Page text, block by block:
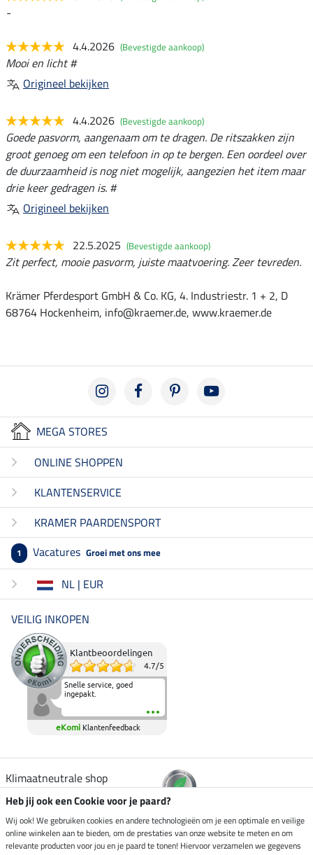
-
4.4.2026 (Bevestigde aankoop)
Mooi en licht #
Origineel bekijken
4.4.2026 (Bevestigde aankoop)
Goede pasvorm, aangenaam om te dragen. De ritszakken zijn
groot genoeg om een telefoon in op te bergen. Een oordeel over
de duurzaamheid is nog niet mogelijk, aangezien het item maar
drie keer gedragen is. #
Origineel bekijken
22.5.2025 (Bevestigde aankoop)
Zit perfect, mooie pasvorm, juiste maatvoering. Zeer tevreden.
Krämer Pferdesport GmbH & Co. KG, 4. Industriestr. 1 + 2, D
68764 Hockenheim, info@kraemer.de, www.kraemer.de
MEGA STORES
ONLINE SHOPPEN
KLANTENSERVICE
KRAMER PAARDENSPORT
1 Vacatures Groei met ons mee
NL | EUR
VEILIG INKOPEN
Klantbeoordelingen
4.7/5
Snelle service, goed
ingepakt.
eKomi Klantenfeedback
Klimaatneutrale shop
Verzending per
Heb jij ook een Cookie voor je paard?
Wij ook! We gebruiken cookies en andere technologieën om je een optimale en veilige
online winkelen aan te bieden, om de prestaties van onze website te meten en om
relevante producten voor jou en je paard te tonen! Hiervoor verzamelen we gegevens